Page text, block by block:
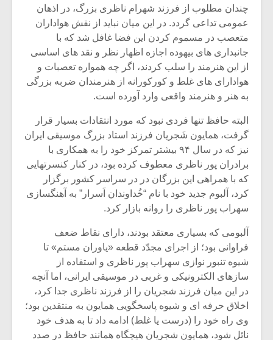
چندان مطلوب از فرزند شهرام ناظری بزرگ، در اذهان
عمومی تداعی گردد. در این میان نباید از نقش هواداران
متعصب در مسموم کردن این فضا غافل شد که با
جانبداری های بیهوده اجازه اظهار نظر و نقد های اساسی
از این هنرمند را سلب کردند، اگر چه همواره تعصبات و
هوادارای های غلط و کورکورانه از هنرمندان ضربه بزرگی
به هنر و هنرمند واقعی وارد آورده است.
البته حافظ تنها فردی نبود که مورد انتقادات بسیار قرار
گرفت، همایون شَجریان فرزند استاد بزرگ موسیقی ایران
نیز که در سال ۹۴ بیشتر تمرکز خود را به همکاری با
برادران پور ناظری معطوف کرده بود، در کنار کنسرتهایی
که با همراهی این بزرگان در در سراسر کشور برگزار
کرد، آلبوم جدید خود با نام “خُداوندان اَسرار” به آهنگسازی
سهراب پور ناظری را روانه بازار کرد.
آلبومی که بسیاری معتقد بودند، دارای نقاط ضعف
فراوانی بود؛ از اجرای مجدّد قطعه «یاوران مستم» تا
شیوه تنبور نوازی سهراب پور ناظری و استفاده از
سازهای الکترونیکی و غربی در موسیقی ایرانی، اما آنچه
در این میان فرزند شجریان را از فرزند ناظری جدا کرد،
اخلاق حرفه ای و شیوه پاسخگویی همایون به منتقدین بود؛
وی راه خود را (درست یا غلط) ادامه داد تا به هدف خود
نائل شود، همایون شجریان هیچگاه همانند حافظ در صدد
میکلوش روژا
یادداشتی بر موسیقی
متن فیلم «متری
اگر نمی توانی
مشهورترین باشی،
بدنام ترین باش
موریس ژار
دوره
برگزار
موسیقی